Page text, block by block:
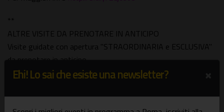
**
ALTRE VISITE DA PRENOTARE IN ANTICIPO
Visite guidate con apertura "STRAORDINARIA e ESCLUSIVA"
da prenotare in anticipo.
Per ulteriori info goo.gl/U5cqVb
**
VISITE PRIVATE
Ehi! Lo sai che esiste una newsletter?